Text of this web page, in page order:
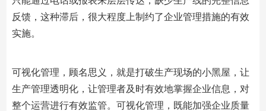
反馈，这种滞后，很大程度上制约了企业管理措施的有效
实施。
可视化管理，顾名思义，就是打破生产现场的小黑屋，让
生产管理透明化，让管理者及时有效地掌握企业信息，对
整个运营进行有效监管。可视化管理，既能加强企业质量